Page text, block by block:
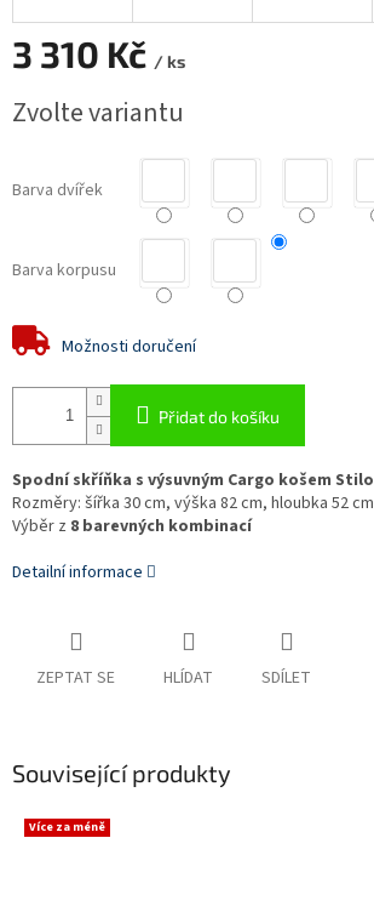
3 310 Kč / ks
cena:
Zvolte variantu
Barva dvířek
Barva korpusu
Možnosti doručení
Přidat do košíku
Spodní skříňka s výsuvným Cargo košem Stilo
Rozměry: šířka 30 cm, výška 82 cm, hloubka 52 cm
Výběr z 8 barevných kombinací
Detailní informace
ZEPTAT SE HLÍDAT SDÍLET
Související produkty
Více za méně